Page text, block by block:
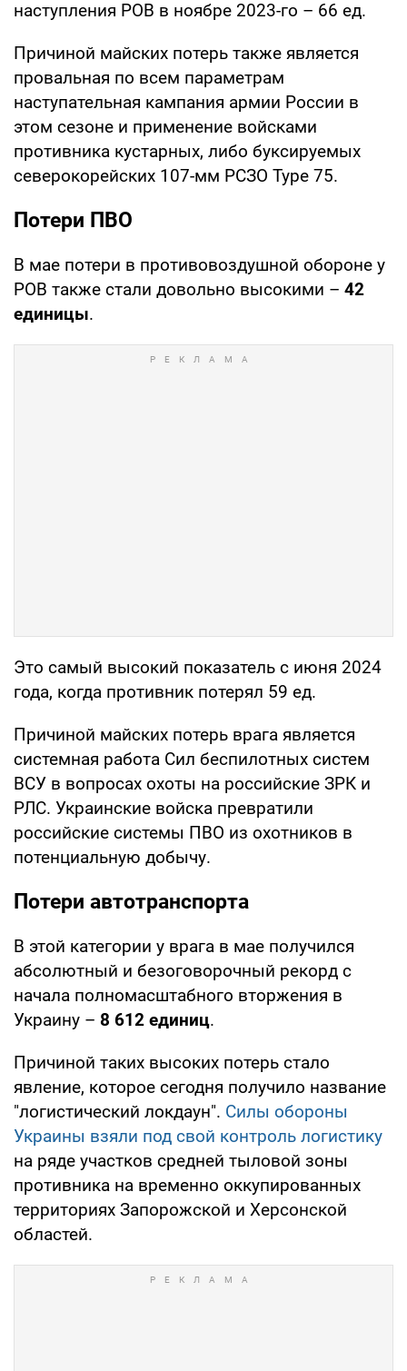
наступления РОВ в ноябре 2023-го – 66 ед.
Причиной майских потерь также является
провальная по всем параметрам
наступательная кампания армии России в
этом сезоне и применение войсками
противника кустарных, либо буксируемых
северокорейских 107-мм РСЗО Type 75.
Потери ПВО
В мае потери в противовоздушной обороне у
РОВ также стали довольно высокими – 42
единицы.
Это самый высокий показатель с июня 2024
года, когда противник потерял 59 ед.
Причиной майских потерь врага является
системная работа Сил беспилотных систем
ВСУ в вопросах охоты на российские ЗРК и
РЛС. Украинские войска превратили
российские системы ПВО из охотников в
потенциальную добычу.
Потери автотранспорта
В этой категории у врага в мае получился
абсолютный и безоговорочный рекорд с
начала полномасштабного вторжения в
Украину – 8 612 единиц.
Причиной таких высоких потерь стало
явление, которое сегодня получило название
"логистический локдаун". Силы обороны
Украины взяли под свой контроль логистику
на ряде участков средней тыловой зоны
противника на временно оккупированных
территориях Запорожской и Херсонской
областей.